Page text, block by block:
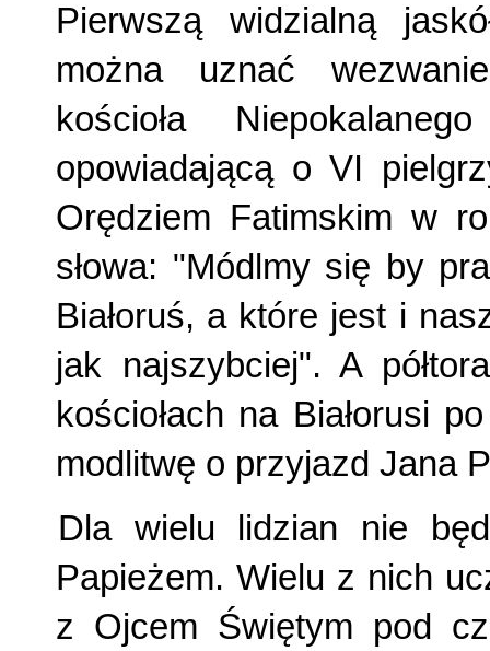
Pierwszą widzialną
można uznać
kościoła
opowiadającą o VI
Orędziem Fatimskim w
słowa: "Módlmy się by
Białoruś, a które jest i
jak najszybciej". A
kościołach na Białorusi
modlitwę o przyjazd Jana
Dla wielu lidzian nie
Papieżem. Wielu z nich
z Ojcem Świętym pod